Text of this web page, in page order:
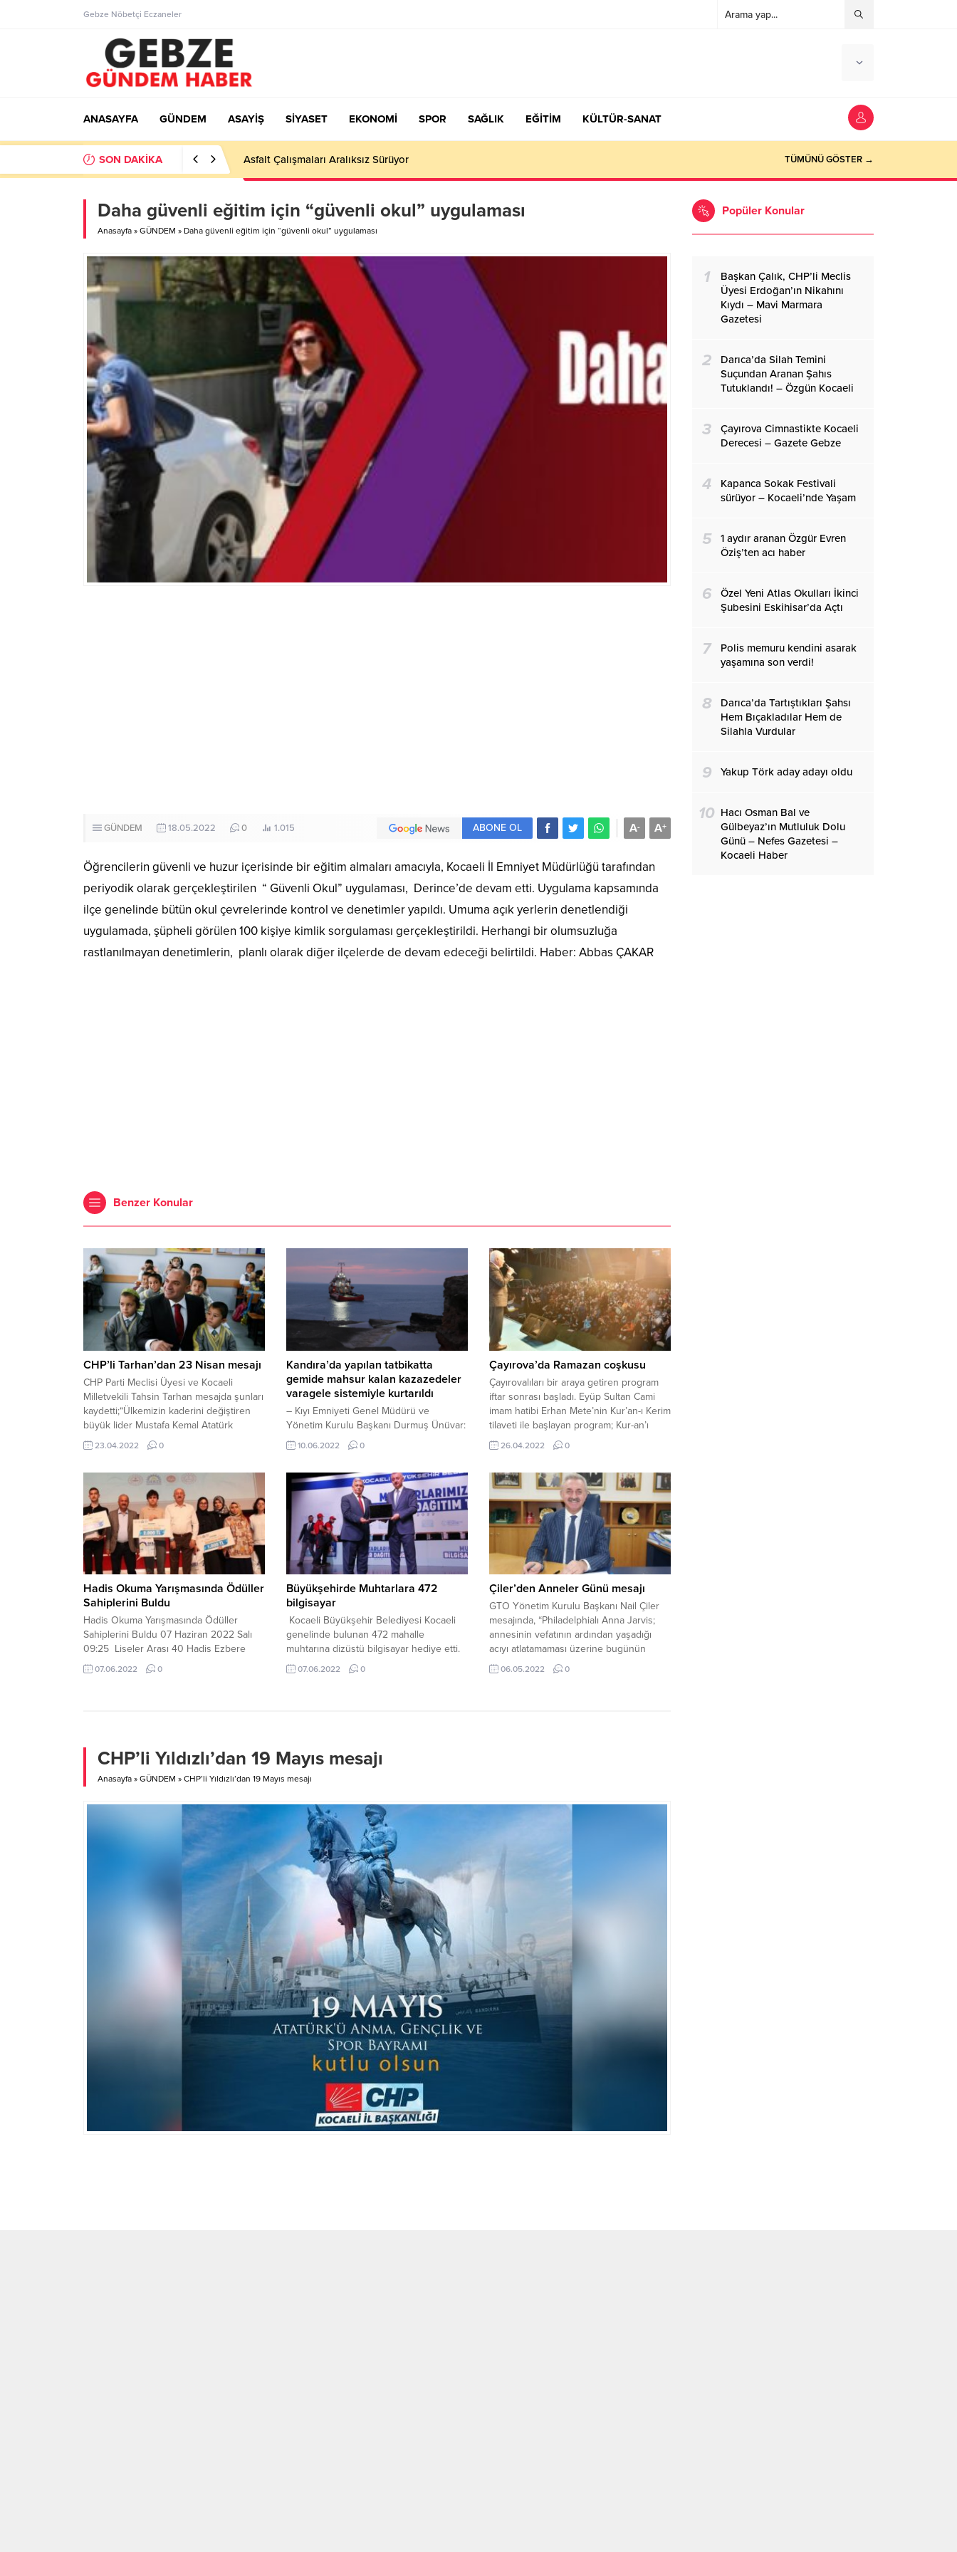
Gebze Nöbetçi Eczaneler
ANASAYFA GÜNDEM ASAYİŞ SİYASET EKONOMİ SPOR SAĞLIK EĞİTİM KÜLTÜR-SANAT
SON DAKİKA Ortaöğretime Geçiş Tercih ve Yerleştirme Kılavuzu yayımlandı – Nefes Gazetesi – Kocaeli Haber TÜMÜNÜ GÖSTER →
Daha güvenli eğitim için “güvenli okul” uygulaması
Anasayfa » GÜNDEM » Daha güvenli eğitim için “güvenli okul” uygulaması
GÜNDEM 18.05.2022 0 1.015 A+
A-
ABONE OL
Öğrencilerin güvenli ve huzur içerisinde bir eğitim almaları amacıyla, Kocaeli İl Emniyet Müdürlüğü tarafından
periyodik olarak gerçekleştirilen “ Güvenli Okul” uygulaması, Derince’de devam etti. Uygulama kapsamında
ilçe genelinde bütün okul çevrelerinde kontrol ve denetimler yapıldı. Umuma açık yerlerin denetlendiği
uygulamada, şüpheli görülen 100 kişiye kimlik sorgulaması gerçekleştirildi. Herhangi bir olumsuzluğa
rastlanılmayan denetimlerin, planlı olarak diğer ilçelerde de devam edeceği belirtildi. Haber: Abbas ÇAKAR
Benzer Konular
CHP’li Tarhan’dan 23 Nisan mesajı
CHP Parti Meclisi Üyesi ve Kocaeli
Milletvekili Tahsin Tarhan mesajda şunları
kaydetti;“Ülkemizin kaderini değiştiren
büyük lider Mustafa Kemal Atatürk
bundan tam 102 sene önce, 23 Nisan
1920 tarihinde açılan Türkiye Büyük
sürecinde gerekli kanunları çıkarmış,
düzenli orduyu kurmuş, Kuvayı Milliye ile
ordunun bütünleşmesini sağlamış
ve Kurtuluş Savaşı’nı zaferle
taçlandırmıştır. TBMM...
23.04.2022 0
Kandıra’da yapılan tatbikatta
gemide mahsur kalan kazazedeler
varagele sistemiyle kurtarıldı
– Kıyı Emniyeti Genel Müdürü ve
Yönetim Kurulu Başkanı Durmuş Ünüvar:
– “Türk boğazları bölgesinde kılavuzluk,
römorkörcülük, tahlisiye ve gemi trafik
yardımcılarında otorite olarak görev
yapmaktayız. Son 10 yılda denizde 5 bin
134 kişiyi kurtardık” Ulaştırma ve Altyapı
Bakanlığı Kıyı Emniyeti Genel
Müdürlüğünce Kandıra’da
gerçekleştirilen...
10.06.2022 0
Çayırova’da Ramazan coşkusu
Çayırovalıları bir araya getiren program
iftar sonrası başladı. Eyüp Sultan Cami
imam hatibi Erhan Mete’nin Kur’an-ı Kerim
tilaveti ile başlayan program; Kur-an’ı
Kerim’i güzel okuma Dünya 1.likleri olan
Abdurrahman Bozan ve Mehmet Bilir,
Topçuoğlu, Mevlüthan Mustafa Kaya ve
Deva Ulu Camii müezzini Muhammed Ali
Akgün...
26.04.2022 0
Hadis Okuma Yarışmasında Ödüller
Sahiplerini Buldu
Hadis Okuma Yarışmasında Ödüller
Sahiplerini Buldu 07 Haziran 2022 Salı
09:25 Liseler Arası 40 Hadis Ezbere
Okuma Yarışması’nda dereceye giren
öğrenciler belli oldu. Gebze Kültür
yardımcıları, öğretmenler ve öğrenciler
katıldı. İlçe...
07.06.2022 0
Büyükşehirde Muhtarlara 472
bilgisayar
Kocaeli Büyükşehir Belediyesi Kocaeli
genelinde bulunan 472 mahalle
muhtarına dizüstü bilgisayar hediye etti.
Mahallelerde vatandaşlara verilen
hizmette kullanılmak üzere verilen
Törende 12 ilçeden 15 muhtara temsili
olarak bilgisayarları verilirken, kongre
07.06.2022 0
Çiler’den Anneler Günü mesajı
GTO Yönetim Kurulu Başkanı Nail Çiler
mesajında, “Philadelphialı Anna Jarvis;
annesinin vefatının ardından yaşadığı
acıyı atlatamaması üzerine bugünün
anneler günü olarak kutlanması için
1907’de bir kampanya başlatmış ve bir
06.05.2022 0
CHP’li Yıldızlı’dan 19 Mayıs mesajı
Anasayfa » GÜNDEM » CHP’li Yıldızlı’dan 19 Mayıs mesajı
Popüler Konular
1
Başkan Çalık, CHP’li Meclis
Üyesi Erdoğan’ın Nikahını
Kıydı – Mavi Marmara
Gazetesi
2
Darıca’da Silah Temini
Suçundan Aranan Şahıs
Tutuklandı! – Özgün Kocaeli
3
Çayırova Cimnastikte Kocaeli
Derecesi – Gazete Gebze
4
Kapanca Sokak Festivali
sürüyor – Kocaeli’nde Yaşam
5
1 aydır aranan Özgür Evren
Öziş’ten acı haber
6
Özel Yeni Atlas Okulları İkinci
Şubesini Eskihisar’da Açtı
7
Polis memuru kendini asarak
yaşamına son verdi!
8
Darıca’da Tartıştıkları Şahsı
Hem Bıçakladılar Hem de
Silahla Vurdular
9 Yakup Törk aday adayı oldu
10 Hacı Osman Bal ve
Gülbeyaz’ın Mutluluk Dolu
Günü – Nefes Gazetesi –
Kocaeli Haber